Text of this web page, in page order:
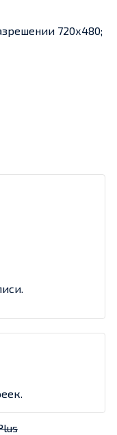
720х480;